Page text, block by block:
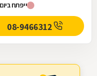
הנאמן שלה
ייפתח ביום